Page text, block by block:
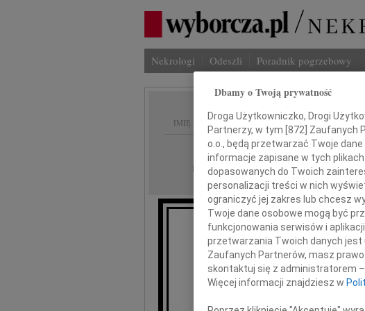
Nekrologi Odeszli Poradnik pogrzebowy
IMIĘ I NAZWISKO:
REGION: Warszawa
DATA EMISJI: 04.12.2010
Dbamy o Twoją prywatność
Droga Użytkowniczko, Drogi
Partnerzy, w tym [872] Zaufanych
o.o., będą przetwarzać Twoje
informacje zapisane w tych
dopasowanych do Twoich
personalizacji treści w nich
ograniczyć jej zakres lub chcesz
Twoje dane osobowe mogą być
funkcjonowania serwisów i
przetwarzania Twoich danych jest
Zaufanych Partnerów, masz
skontaktuj się z administratorem
Więcej informacji znajdziesz w